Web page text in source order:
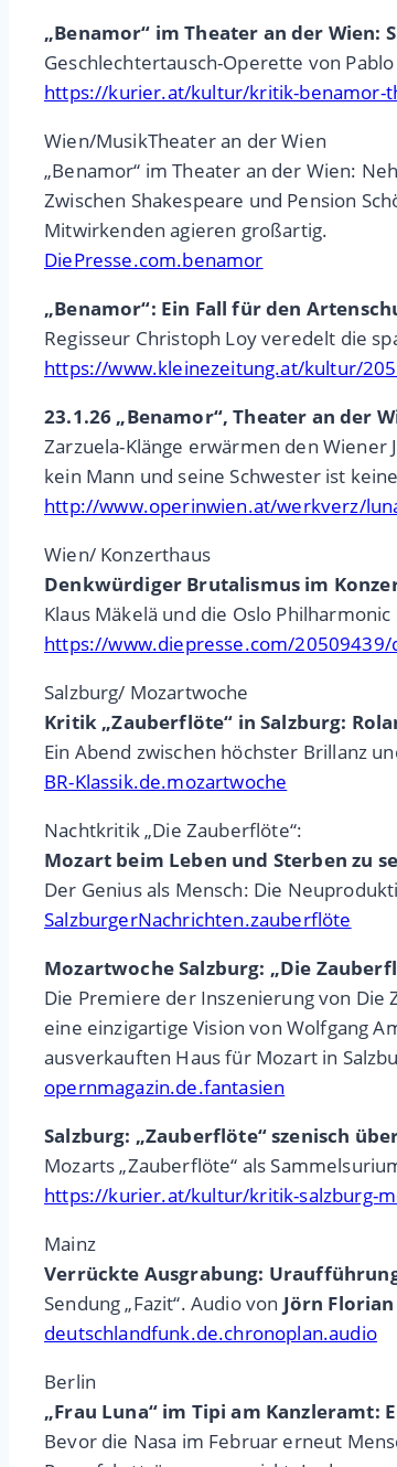
„Benamor“ im Theater an der Wien:
Geschlechtertausch-Operette von
https://kurier.at/kultur/kritik-benamor-
Wien/MusikTheater an der Wien
„Benamor“ im Theater an der Wien:
Zwischen Shakespeare und Pension
Mitwirkenden agieren großartig.
DiePresse.com.benamor
„Benamor“: Ein Fall für den
Regisseur Christoph Loy veredelt die
https://www.kleinezeitung.at/kultur/
23.1.26 „Benamor“, Theater an der
Zarzuela-Klänge erwärmen den
kein Mann und seine Schwester ist
http://www.operinwien.at/werkverz/
Wien/ Konzerthaus
Denkwürdiger Brutalismus im
Klaus Mäkelä und die Oslo
https://www.diepresse.com/
Salzburg/ Mozartwoche
Kritik „Zauberflöte“ in Salzburg:
Ein Abend zwischen höchster Brillanz
BR-Klassik.de.mozartwoche
Nachtkritik „Die Zauberflöte“:
Mozart beim Leben und Sterben zu
Der Genius als Mensch: Die
SalzburgerNachrichten.zauberflöte
Mozartwoche Salzburg: „Die
Die Premiere der Inszenierung von Die
eine einzigartige Vision von Wolfgang
ausverkauften Haus für Mozart in
opernmagazin.de.fantasien
Salzburg: „Zauberflöte“ szenisch
Mozarts „Zauberflöte“ als
https://kurier.at/kultur/kritik-salzburg-
Mainz
Verrückte Ausgrabung:
Sendung „Fazit“. Audio von Jörn Florian
deutschlandfunk.de.chronoplan.audio
Berlin
„Frau Luna“ im Tipi am
Bevor die Nasa im Februar erneut